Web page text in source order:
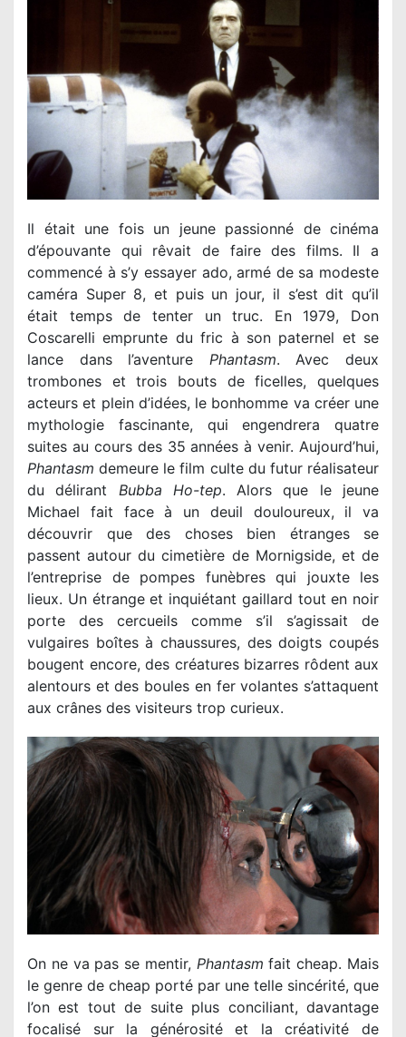
Il était une fois un jeune passionné de cinéma
d’épouvante qui rêvait de faire des films. Il a
commencé à s’y essayer ado, armé de sa modeste
caméra Super 8, et puis un jour, il s’est dit qu’il
était temps de tenter un truc. En 1979, Don
Coscarelli emprunte du fric à son paternel et se
lance dans l’aventure Phantasm. Avec deux
trombones et trois bouts de ficelles, quelques
acteurs et plein d’idées, le bonhomme va créer une
mythologie fascinante, qui engendrera quatre
suites au cours des 35 années à venir. Aujourd’hui,
Phantasm demeure le film culte du futur réalisateur
du délirant Bubba Ho-tep. Alors que le jeune
Michael fait face à un deuil douloureux, il va
découvrir que des choses bien étranges se
passent autour du cimetière de Mornigside, et de
l’entreprise de pompes funèbres qui jouxte les
lieux. Un étrange et inquiétant gaillard tout en noir
porte des cercueils comme s’il s’agissait de
vulgaires boîtes à chaussures, des doigts coupés
bougent encore, des créatures bizarres rôdent aux
alentours et des boules en fer volantes s’attaquent
aux crânes des visiteurs trop curieux.
On ne va pas se mentir, Phantasm fait cheap. Mais
le genre de cheap porté par une telle sincérité, que
l’on est tout de suite plus conciliant, davantage
focalisé sur la générosité et la créativité de